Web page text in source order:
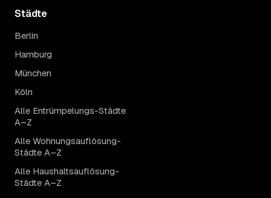
Städte
Berlin
Hamburg
München
Köln
Alle Entrümpelungs-Städte
A–Z
Alle Wohnungsauflösung-
Städte A–Z
Alle Haushaltsauflösung-
Städte A–Z